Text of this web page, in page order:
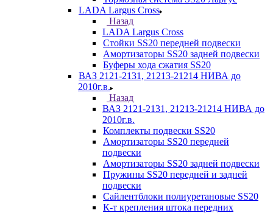
LADA Largus Cross
Назад
LADA Largus Cross
Стойки SS20 передней подвески
Амортизаторы SS20 задней подвески
Буферы хода сжатия SS20
ВАЗ 2121-2131, 21213-21214 НИВА до
2010г.в.
Назад
ВАЗ 2121-2131, 21213-21214 НИВА до
2010г.в.
Комплекты подвески SS20
Амортизаторы SS20 передней
подвески
Амортизаторы SS20 задней подвески
Пружины SS20 передней и задней
подвески
Сайлентблоки полиуретановые SS20
К-т крепления штока передних